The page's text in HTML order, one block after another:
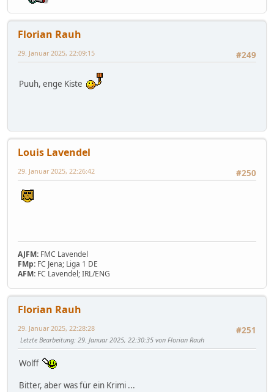
Florian Rauh
#249
29. Januar 2025, 22:09:15
Puuh, enge Kiste
Louis Lavendel
#250
29. Januar 2025, 22:26:42
AJFM: FMC Lavendel
FMp: FC Jena; Liga 1 DE
AFM: FC Lavendel; IRL/ENG
Florian Rauh
#251
29. Januar 2025, 22:28:28
Letzte Bearbeitung: 29. Januar 2025, 22:30:35 von Florian Rauh
Wolff
Bitter, aber was für ein Krimi ...